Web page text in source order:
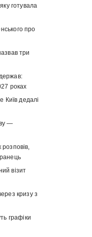
готувала
про
три
роках
Київ дедалі
—
візит
кризу з
графіки